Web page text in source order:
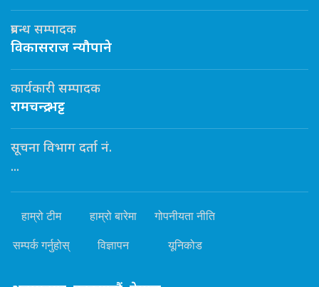
प्रबन्ध सम्पादक
विकासराज न्यौपाने
कार्यकारी सम्पादक
रामचन्द्र भट्ट
सूचना विभाग दर्ता नं.
...
हाम्रो टीम हाम्रो बारेमा गोपनीयता नीति
सम्पर्क गर्नुहोस् विज्ञापन यूनिकोड